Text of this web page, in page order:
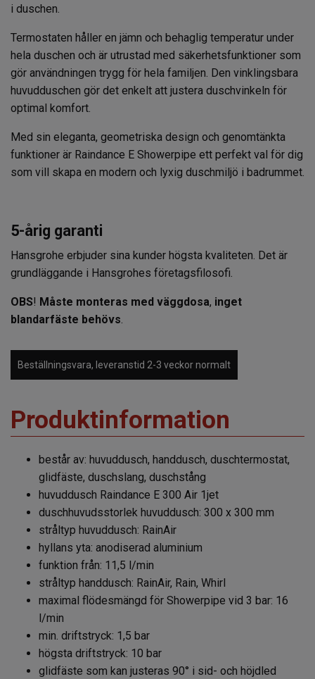
i duschen.
Termostaten håller en jämn och behaglig temperatur under
hela duschen och är utrustad med säkerhetsfunktioner som
gör användningen trygg för hela familjen. Den vinklingsbara
huvudduschen gör det enkelt att justera duschvinkeln för
optimal komfort.
Med sin eleganta, geometriska design och genomtänkta
funktioner är Raindance E Showerpipe ett perfekt val för dig
som vill skapa en modern och lyxig duschmiljö i badrummet.
5-årig garanti
Hansgrohe erbjuder sina kunder högsta kvaliteten. Det är
grundläggande i Hansgrohes företagsfilosofi.
OBS! Måste monteras med väggdosa, inget
blandarfäste behövs.
Beställningsvara, leveranstid 2-3 veckor normalt
Produktinformation
består av: huvuddusch, handdusch, duschtermostat,
glidfäste, duschslang, duschstång
huvuddusch Raindance E 300 Air 1jet
duschhuvudsstorlek huvuddusch: 300 x 300 mm
stråltyp huvuddusch: RainAir
hyllans yta: anodiserad aluminium
funktion från: 11,5 l/min
stråltyp handdusch: RainAir, Rain, Whirl
maximal flödesmängd för Showerpipe vid 3 bar: 16
l/min
min. driftstryck: 1,5 bar
högsta driftstryck: 10 bar
glidfäste som kan justeras 90° i sid- och höjdled